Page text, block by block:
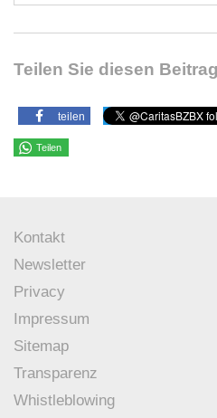
Teilen Sie diesen
teilen
Teilen
Kontakt
Newsletter
Privacy
Impressum
Sitemap
Transparenz
Whistleblowing